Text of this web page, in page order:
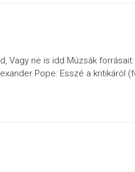
Vagy ne is idd Múzsák
Pope: Esszé a kritikáról